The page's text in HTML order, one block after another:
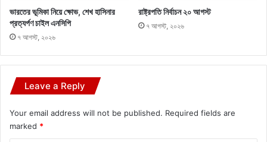
ভারতের ভূমিকা নিয়ে ক্ষোভ, শেখ হাসিনার
প্রত্যর্পণ চাইল এনসিপি
৭ আগস্ট, ২০২৬
রাষ্ট্রপতি নির্বাচন ২০ আগস্ট
৭ আগস্ট, ২০২৬
Leave a Reply
Your email address will not be published. Required fields are
marked *